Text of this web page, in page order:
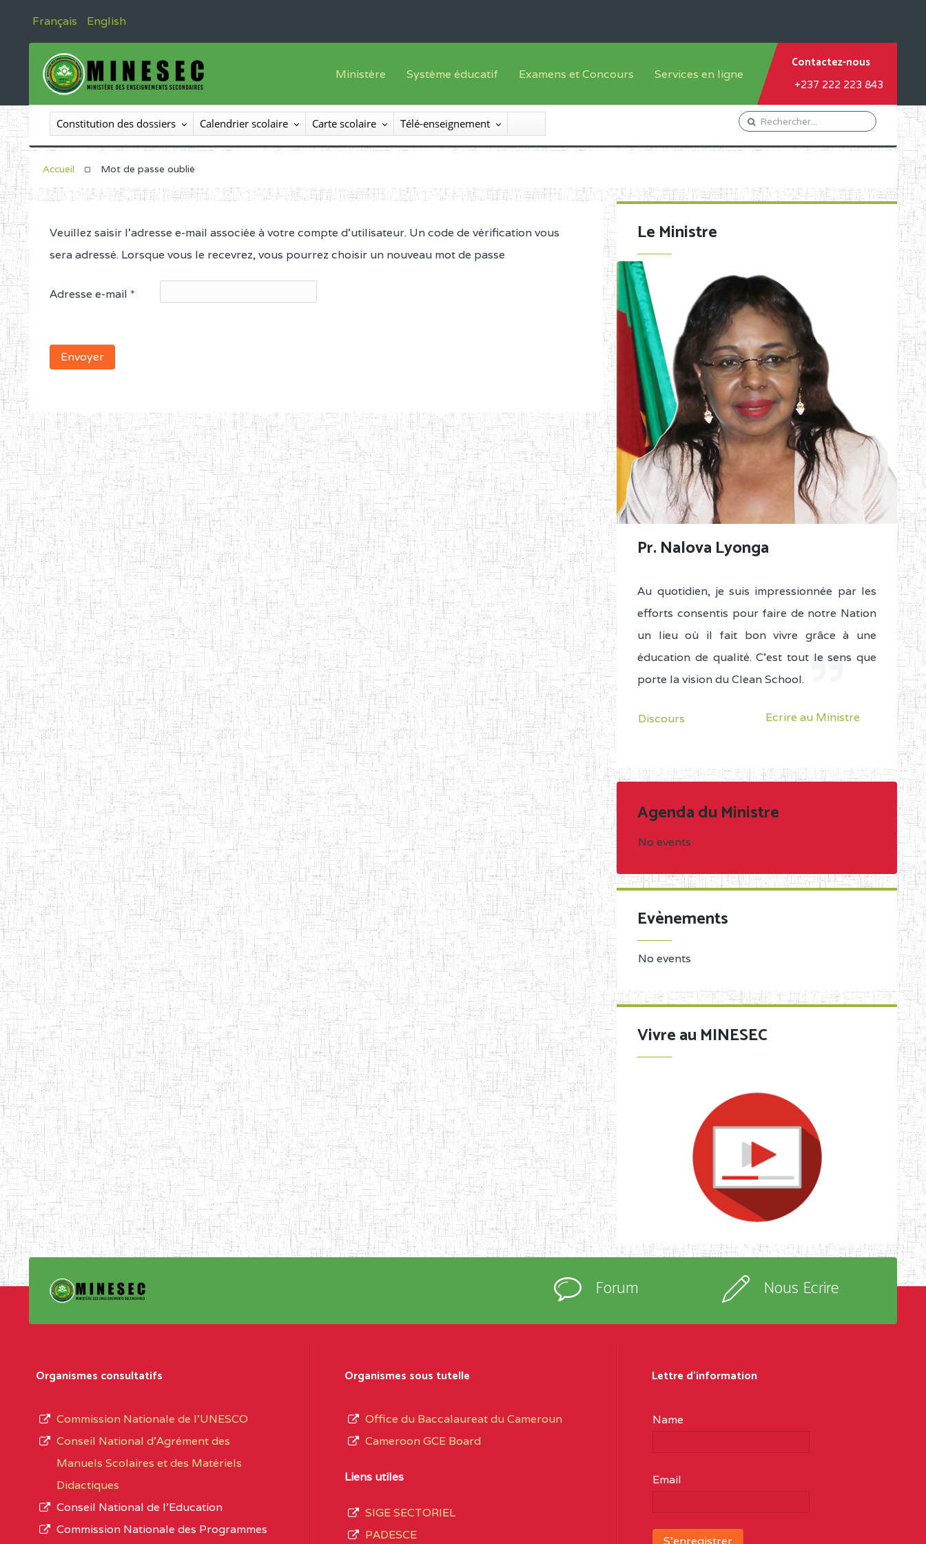
Français English
Ministère
Le Ministre
Le SEESEN
Inspection Générale des Enseignements
Services Déconcentrés
Système éducatif
Offre de formation
Sous système francophone
Progammes d'études
Examens et Concours
Inscriptions
Liste des candidats
Diplômes disponibles
Services en ligne
Orientation Conseil
Gestion du Personnel
Demande de subvention
Contactez-nous
+237 222 223 843
Constitution des dossiers Calendrier scolaire Carte scolaire Télé-enseignement
Accueil Mot de passe oublié
Veuillez saisir l'adresse e-mail associée à votre compte d'utilisateur. Un code de vérification vous
sera adressé. Lorsque vous le recevrez, vous pourrez choisir un nouveau mot de passe
Adresse e-mail *
Envoyer
Le Ministre
Pr. Nalova Lyonga
Au quotidien, je suis impressionnée par les
efforts consentis pour faire de notre Nation
un lieu où il fait bon vivre grâce à une
éducation de qualité. C'est tout le sens que
porte la vision du Clean School.
Discours Ecrire au Ministre
Agenda du Ministre
No events
Evènements
No events
Vivre au MINESEC
Forum Nous Ecrire
Organismes consultatifs
Commission Nationale de l’UNESCO
Conseil National d’Agrément des
Manuels Scolaires et des Matériels
Didactiques
Conseil National de l’Education
Commission Nationale des Programmes
Organismes sous tutelle
Office du Baccalaureat du Cameroun
Cameroon GCE Board
Liens utiles
SIGE SECTORIEL
PADESCE
Lettre d'information
Name
Email